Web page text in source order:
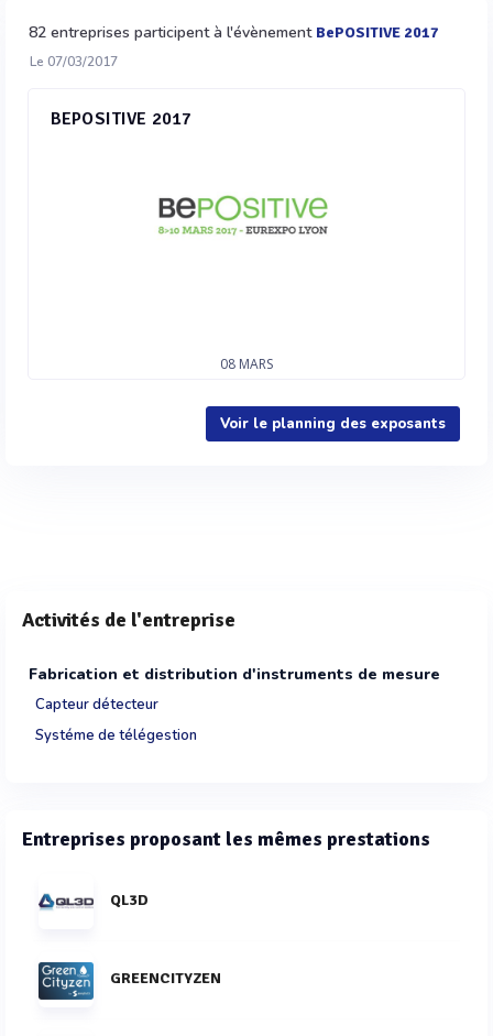
82 entreprises participent à l'évènement BePOSITIVE 2017
Le 07/03/2017
BEPOSITIVE 2017
08 MARS
Voir le planning des exposants
Activités de l'entreprise
Fabrication et distribution d'instruments de mesure
Capteur détecteur
Systéme de télégestion
Entreprises proposant les mêmes prestations
QL3D
GREENCITYZEN